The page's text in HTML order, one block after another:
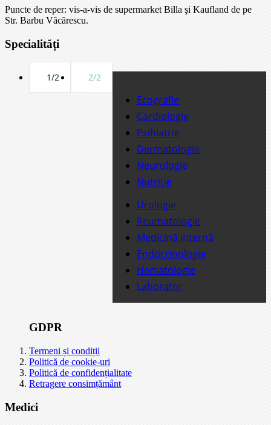
Puncte de reper: vis-a-vis de supermarket Billa şi Kaufland de pe
Str. Barbu Văcărescu.
Specialități
1/2 2/2
Ecografie
Cardiologie
Psihiatrie
Dermatologie
Neurologie
Nutriție
Urologie
Reumatologie
Medicină internă
Endocrinologie
Hematologie
Laborator
GDPR
Termeni și condiții
Politică de cookie-uri
Politică de confidențialitate
Retragere consimțământ
Medici